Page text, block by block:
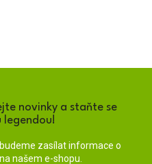
novinky a staňte se
zasílat informace o
našem e-shopu.